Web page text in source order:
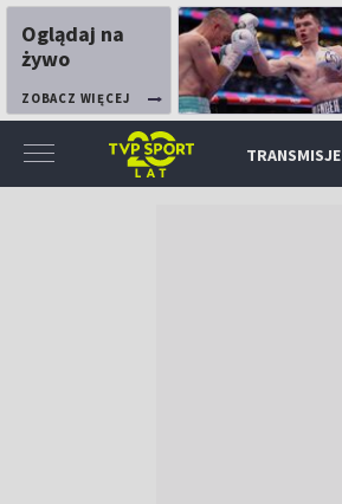
Oglądaj na
żywo
ZOBACZ WIĘCEJ
TRANSMISJE